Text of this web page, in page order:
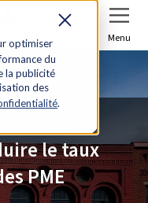
optimiser
du
la publicité
des
.
Menu
le taux
PME